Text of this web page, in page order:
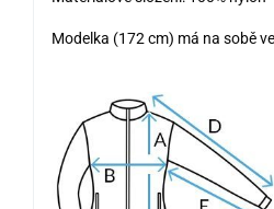
Modelka (172 cm) má na sobě